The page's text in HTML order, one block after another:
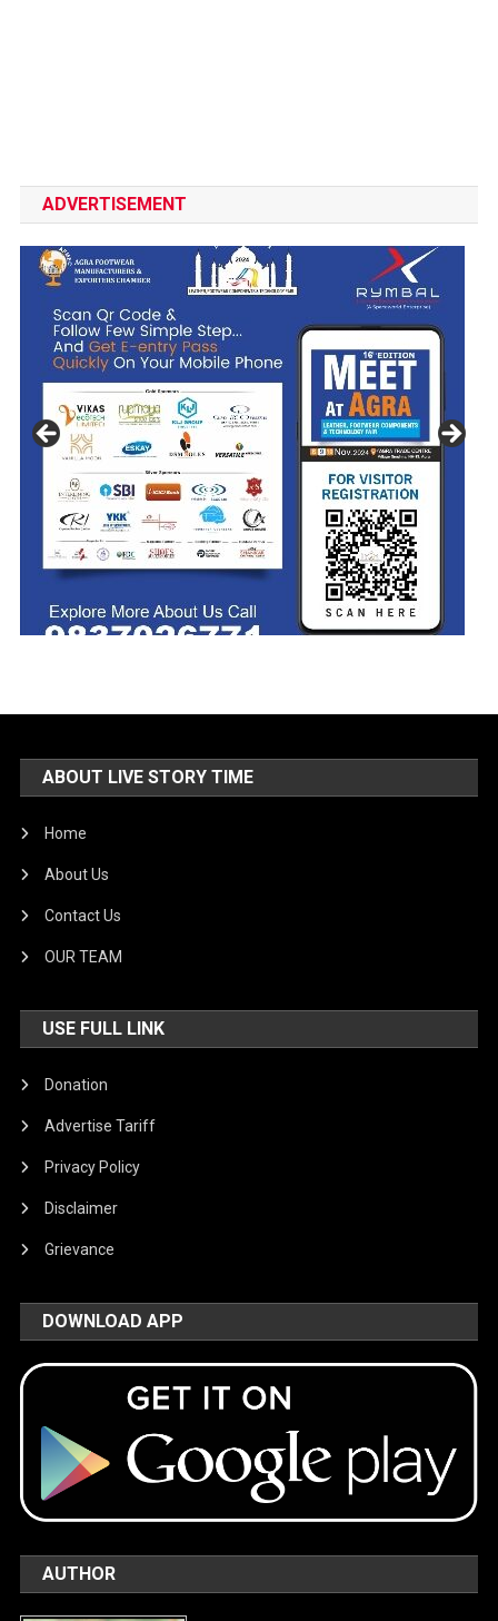
ADVERTISEMENT
ABOUT LIVE STORY TIME
Home
About Us
Contact Us
OUR TEAM
USE FULL LINK
Donation
Advertise Tariff
Privacy Policy
Disclaimer
Grievance
DOWNLOAD APP
AUTHOR